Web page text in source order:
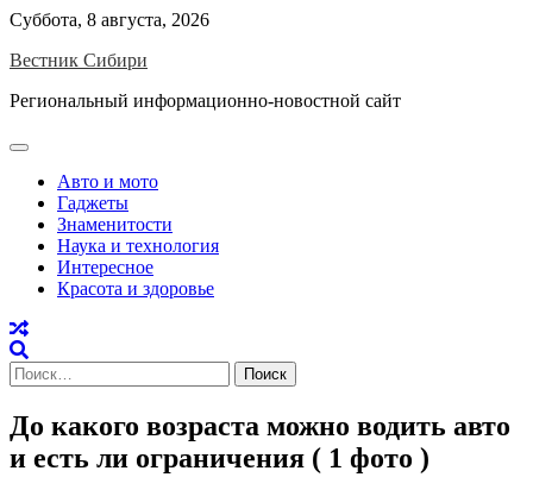
Skip
content
Суббота, 8 августа, 2026
Вестник Сибири
Региональный информационно-новостной сайт
Авто и мото
Гаджеты
Знаменитости
Наука и технология
Интересное
Красота и здоровье
Найти:
До какого возраста можно водить авто
и есть ли ограничения ( 1 фото )